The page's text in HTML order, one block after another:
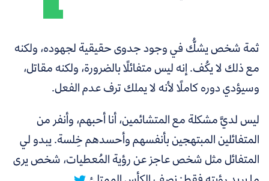
ثمة شخص يشكُّ في وجود جدوى حقيقية لجهوده، ولكنه
مع ذلك لا يكُف. إنه ليس متفائلًا بالضرورة، ولكنه مقاتل،
وسيؤدي دوره كاملًا لأنه لا يملك ترف عدم الفعل.
ليس لديَّ مشكلة مع المتشائمين، أنا أحبهم، وأنفر من
المتفائلين المبتهجين بأنفسهم وأحسدهم خِلسة.يبدو لي
المتفائل مثل شخص عاجز عن رؤية المُعطيات، شخص يرى